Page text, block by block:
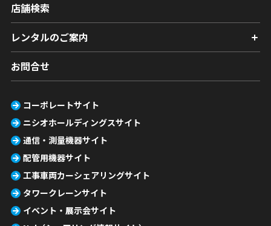
店舗検索
レンタルのご案内
お問合せ
コーポレートサイト
ニシオホールディングスサイト
通信・測量機器サイト
配管用機器サイト
工事車両カーシェアリングサイト
タワークレーンサイト
イベント・展示会サイト